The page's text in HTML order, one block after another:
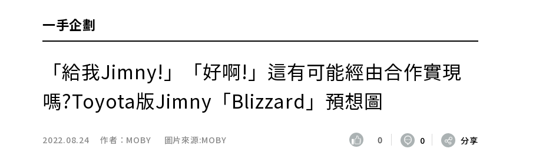
一手企劃
「給我Jimny!」「好啊!」這有可能經由合作實現
嗎?Toyota版Jimny「Blizzard」預想圖
2022.08.24 作者： MOBY 圖片來源:MOBY 0 0 分享